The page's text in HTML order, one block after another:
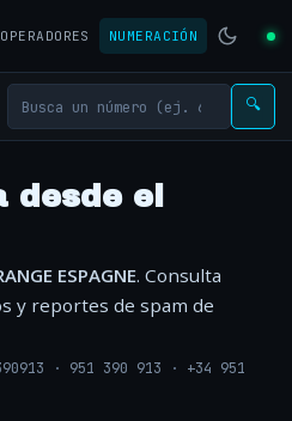
OPERADORES NUMERACIÓN
🔍
desde el
ESPAGNE. Consulta
y reportes de spam de
· 951 390 913 · +34 951